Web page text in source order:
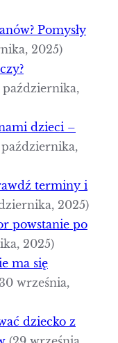
Pomysły
2025)
października,
dzieci –
terminy i
2025)
powstanie po
2025)
ma się
września,
dziecko z